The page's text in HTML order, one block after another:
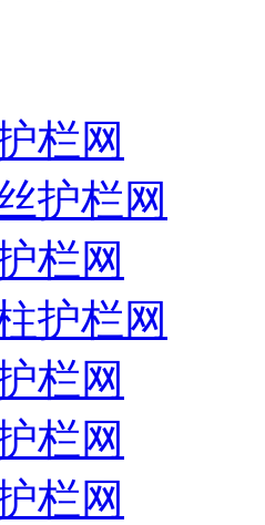
栏网
护栏网
栏网
护栏网
栏网
栏网
栏网